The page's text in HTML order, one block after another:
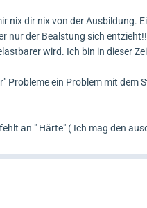
nix dir nix von der Ausbildung.
nur der Bealstung sich
wird. Ich bin in dieser
Probleme ein Problem mit dem
an " Härte" ( Ich mag den